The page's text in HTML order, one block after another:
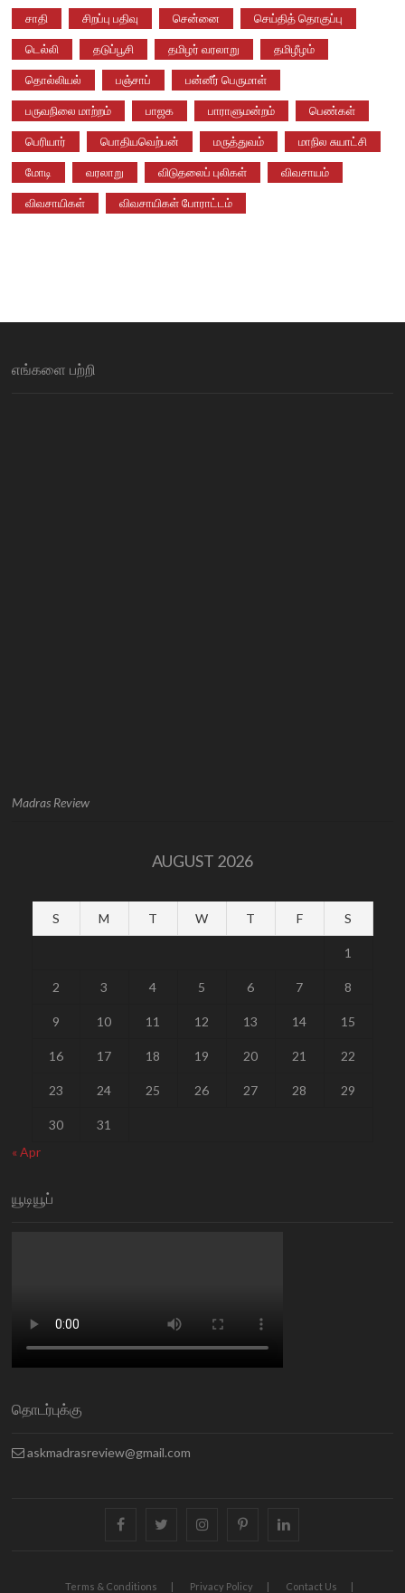
சாதி சிறப்பு பதிவு சென்னை செய்தித் தொகுப்பு
டெல்லி தடுப்பூசி தமிழர் வரலாறு தமிழீழம்
தொல்லியல் பஞ்சாப் பன்னீர் பெருமாள்
பருவநிலை மாற்றம் பாஜக பாராளுமன்றம் பெண்கள்
பெரியார் பொதியவெற்பன் மருத்துவம் மாநில சுயாட்சி
மோடி வரலாறு விடுதலைப் புலிகள் விவசாயம்
விவசாயிகள் விவசாயிகள் போராட்டம்
எங்களை பற்றி
Madras Review
AUGUST 2026
S M T W T F S
1
2 3 4 5 6 7 8
9 10 11 12 13 14 15
16 17 18 19 20 21 22
23 24 25 26 27 28 29
30
31
« Apr
யூடியூப்
தொடர்புக்கு
askmadrasreview@gmail.com
facebook twitter instagrampinterestlinkedin
Terms & Conditions Privacy Policy Contact Us